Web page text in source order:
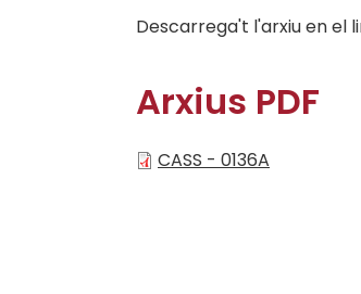
Descarrega't l'arxiu en el
Arxius PDF
CASS - 0136A